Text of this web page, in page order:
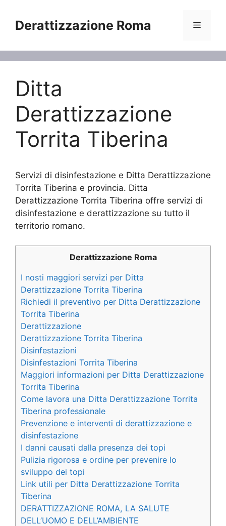
contenuto
Derattizzazione Roma Menu
Ditta
Derattizzazione
Torrita Tiberina
Servizi di disinfestazione e Ditta Derattizzazione
Torrita Tiberina e provincia. Ditta
Derattizzazione Torrita Tiberina offre servizi di
disinfestazione e derattizzazione su tutto il
territorio romano.
Derattizzazione Roma
I nosti maggiori servizi per Ditta
Derattizzazione Torrita Tiberina
Richiedi il preventivo per Ditta Derattizzazione
Torrita Tiberina
Derattizzazione
Derattizzazione Torrita Tiberina
Disinfestazioni
Disinfestazioni Torrita Tiberina
Maggiori informazioni per Ditta Derattizzazione
Torrita Tiberina
Come lavora una Ditta Derattizzazione Torrita
Tiberina professionale
Prevenzione e interventi di derattizzazione e
disinfestazione
I danni causati dalla presenza dei topi
Pulizia rigorosa e ordine per prevenire lo
sviluppo dei topi
Link utili per Ditta Derattizzazione Torrita
Tiberina
DERATTIZZAZIONE ROMA, LA SALUTE
DELL’UOMO E DELL’AMBIENTE